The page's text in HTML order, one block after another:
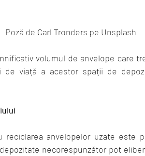
Poză de Carl Tronders pe Unsplash
volumul de anvelope care
de viață a acestor spații de
anvelopelor uzate este
necorespunzător pot